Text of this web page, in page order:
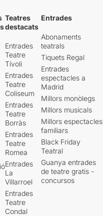
Teatres
destacats
Entrades
Teatre
Tívoli
Entrades
Teatre
Coliseum
Entrades
Teatre
Borràs
Entrades
Teatre
Romea
Entrades
La
Villarroel
Entrades
Teatre
Condal
Entrades
Abonaments
teatrals
Tiquets Regal
Entrades
espectacles a
Madrid
Millors monòlegs
Millors musicals
Millors espectacles
familiars
Black Friday
Teatral
Guanya entrades
de teatre gratis -
concursos